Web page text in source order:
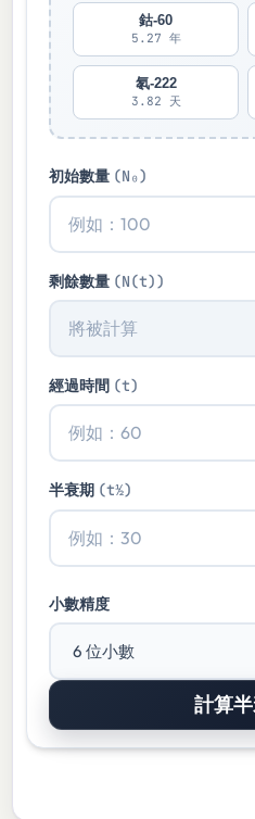
鈷-60
5.27 年
氡-222
3.82 天
初始數量 (N₀)
剩餘數量 (N(t))
經過時間 (t)
半衰期 (t½)
小數精度